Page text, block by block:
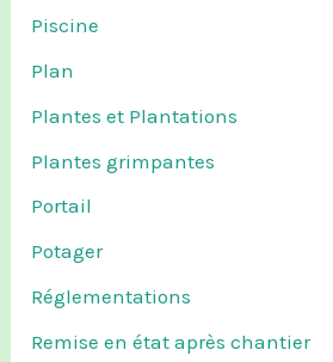
Piscine
Plan
Plantes et Plantations
Plantes grimpantes
Portail
Potager
Réglementations
Remise en état après chantier